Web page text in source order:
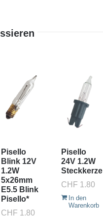
Pisello
Blink 12V
1.2W
5x26mm
E5.5 Blink
Pisello*
CHF 1.80
Pisello
24V 1.2W
Steckkerze
CHF 1.80
In den
Warenkorb